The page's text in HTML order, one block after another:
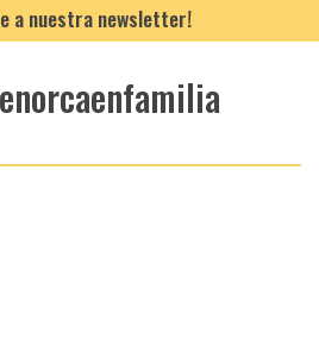
a nuestra newsletter!